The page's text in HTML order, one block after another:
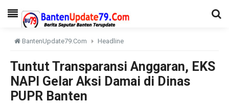
BantenUpdate79.Com Headline
Tuntut Transparansi Anggaran, EKS
NAPI Gelar Aksi Damai di Dinas
PUPR Banten